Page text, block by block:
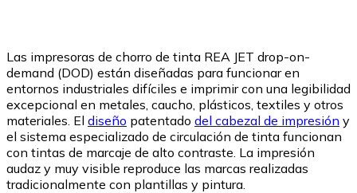
Las impresoras de chorro de tinta REA JET drop-on-
demand (DOD) están diseñadas para funcionar en
entornos industriales difíciles e imprimir con una legibilidad
excepcional en metales, caucho, plásticos, textiles y otros
materiales. El diseño patentado del cabezal de impresión y
el sistema especializado de circulación de tinta funcionan
con tintas de marcaje de alto contraste. La impresión
audaz y muy visible reproduce las marcas realizadas
tradicionalmente con plantillas y pintura.